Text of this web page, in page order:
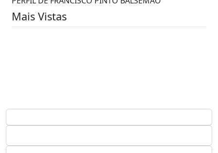
Mais Vistas